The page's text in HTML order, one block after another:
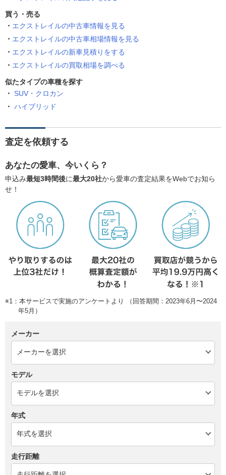
買う・売る
エクストレイルの中古車情報を見る
エクストレイルの中古車相場情報を見る
エクストレイルの新車見積りをする
エクストレイルの買取相場を調べる
似たタイプの車種を探す
SUV・クロカン
ハイブリッド
査定を依頼する
あなたの愛車、今いくら？
申込み最短3時間後に最大20社から愛車の査定結果をWebでお知ら
せ！
※1：本サービスで実施のアンケートより （回答期間：2023年6月〜2024
年5月）
メーカー
モデル
年式
走行距離